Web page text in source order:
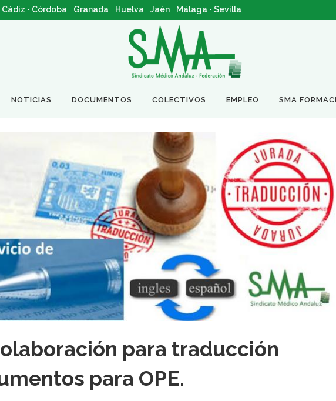
Cádiz · Córdoba · Granada · Huelva · Jaén · Málaga · Sevilla
NOTICIAS DOCUMENTOS COLECTIVOS EMPLEO SMA
para traducción
para OPE.